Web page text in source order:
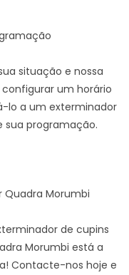
situação e nossa
um horário
lo a um exterminador
sua programação.
Quadra Morumbi
de cupins
Morumbi está a
Contacte-nos hoje e